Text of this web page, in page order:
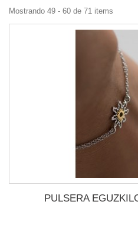
Mostrando 49 - 60 de 71 items
PULSERA